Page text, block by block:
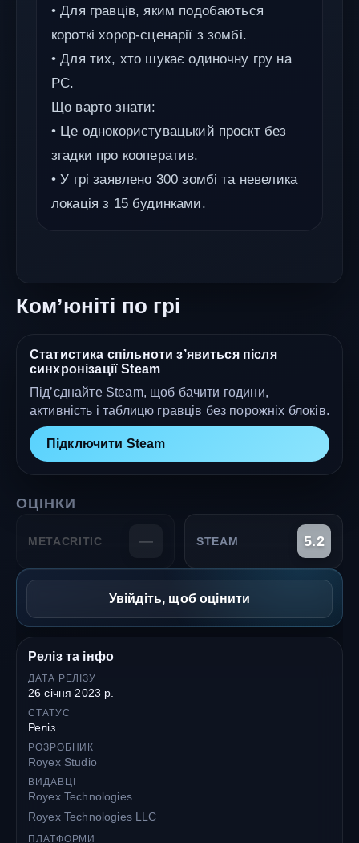
• Для гравців, яким подобаються
короткі хорор-сценарії з зомбі.
• Для тих, хто шукає одиночну гру на
PC.
Що варто знати:
• Це однокористувацький проєкт без
згадки про кооператив.
• У грі заявлено 300 зомбі та невелика
локація з 15 будинками.
Ком’юніті по грі
Статистика спільноти з’явиться після
синхронізації Steam
Під’єднайте Steam, щоб бачити години,
активність і таблицю гравців без порожніх блоків.
Підключити Steam
ОЦІНКИ
METACRITIC — STEAM 5.2
Увійдіть, щоб оцінити
Реліз та інфо
ДАТА РЕЛІЗУ
26 січня 2023 р.
СТАТУС
Реліз
РОЗРОБНИК
Royex Studio
ВИДАВЦІ
Royex Technologies
Royex Technologies LLC
ПЛАТФОРМИ